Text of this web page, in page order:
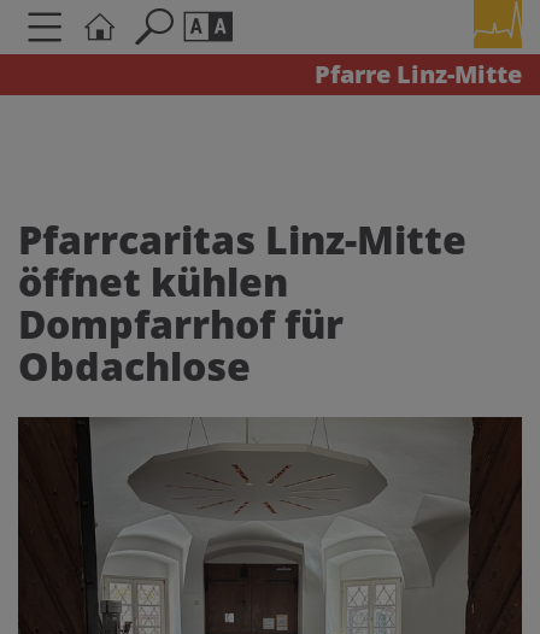
Pfarre Linz-Mitte
AAA
Kontrasteinstellungen
A A A A
Pfarrcaritas Linz-Mitte
öffnet kühlen
Dompfarrhof für
Obdachlose